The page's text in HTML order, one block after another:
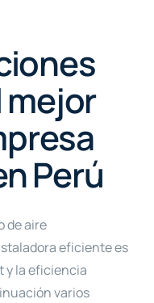
mejor
Perú
de aire
eficiente es
y la eficiencia
varios